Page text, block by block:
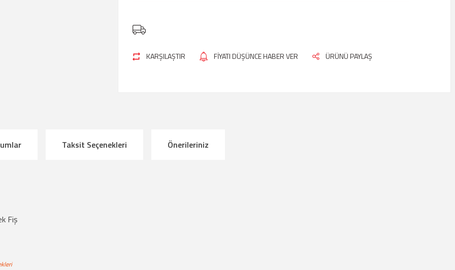
KARŞILAŞTIR FİYATI DÜŞÜNCE HABER VER ÜRÜNÜ PAYLAŞ
Taksit Seçenekleri Önerileriniz
Fiş